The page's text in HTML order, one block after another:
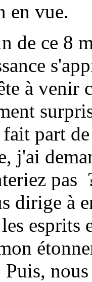
en vue.
de ce 8
à venir
part
j'ai
pas
dirige à
esprits
Puis,